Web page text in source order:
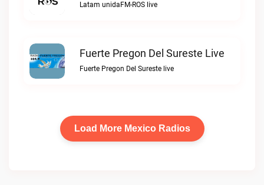
Latam unidaFM-ROS live
Fuerte Pregon Del Sureste Live
Fuerte Pregon Del Sureste live
Load More Mexico Radios